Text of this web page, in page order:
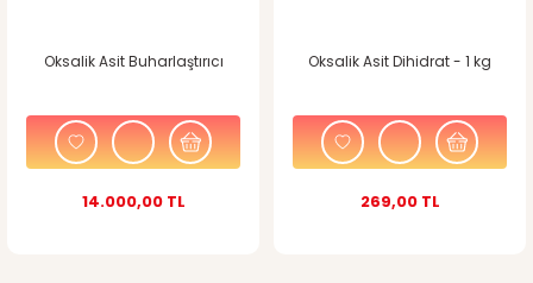
Oksalik Asit Buharlaştırıcı
14.000,00 TL
Oksalik Asit Dihidrat - 1 kg
269,00 TL